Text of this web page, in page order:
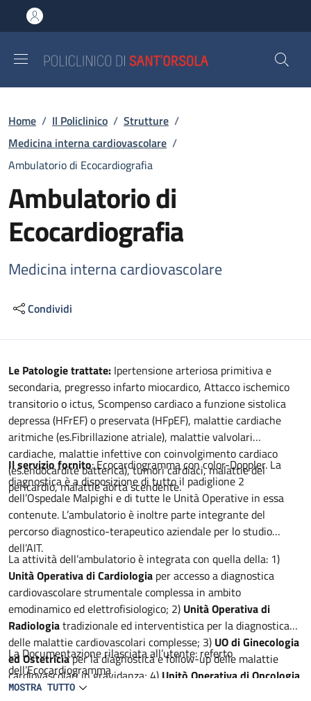
al contenuto principale
to footer content
Briciole di pane
Home / Il Policlinico / Strutture /
Medicina interna cardiovascolare /
Ambulatorio di Ecocardiografia
Ambulatorio di
Ecocardiografia
Medicina interna cardiovascolare
Condividi
Descrizione
Le Patologie trattate: Ipertensione arteriosa primitiva e
secondaria, pregresso infarto miocardico, Attacco ischemico
transitorio o ictus, Scompenso cardiaco a funzione sistolica
depressa (HFrEF) o preservata (HFpEF), malattie cardiache
aritmiche (es.Fibrillazione atriale), malattie valvolari
cardiache, malattie infettive con coinvolgimento cardiaco
(es.endocardite batterica), tumori cardiaci, malattie del
pericardio, malattie aorta scendente.
Il servizio fornito: Ecocardiogramma con color-Doppler. La
diagnostica è a disposizione di tutto il padiglione 2
dell’Ospedale Malpighi e di tutte le Unità Operative in essa
contenute. L’ambulatorio è inoltre parte integrante del
percorso diagnostico-terapeutico aziendale per lo studio
dell’AIT.
La attività dell’ambulatorio è integrata con quella della: 1)
Unità Operativa di Cardiologia per accesso a diagnostica
cardiovascolare strumentale complessa in ambito
emodinamico ed elettrofisiologico; 2) Unità Operativa di
Radiologiatradizionale ed interventistica per la diagnostica
delle malattie cardiovascolari complesse; 3) UO di Ginecologia
ed Ostetriciaper la diagnostica e follow-up delle malattie
cardiovascolari in gravidanza; 4) Unitò Operativa di Oncologia
per la diagnostica precoce delle complicanze cardiache dei
La Documentazione rilasciata all’utente: referto
dell’Ecocardiogramma
MOSTRA TUTTO